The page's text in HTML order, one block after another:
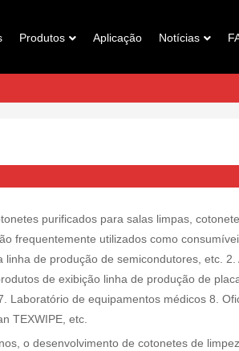
Produtos Aplicação Notícias
purificados para salas limpas,
frequentemente utilizados como
de produção de semicondutores, etc. 2.
de exibição linha de produção de
Laboratório de equipamentos médicos 8.
TEXWIPE, etc.
o desenvolvimento de cotonetes de